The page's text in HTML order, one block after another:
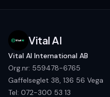
Vital AI
Vital AI International AB
Org.nr: 559478-6765
Gaffelseglet 38, 136 56 Vega
Tel: 072-300 53 13